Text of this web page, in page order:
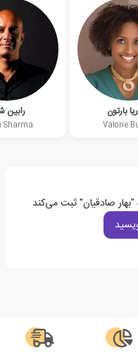
بارتون
Valorie
رابین
Sharma
"بهار صادقیان" ثبت می‌کند